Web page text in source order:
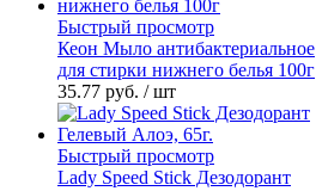
Быстрый просмотр
Кеон Мыло антибактериальное
для стирки нижнего белья 100г
35.77 руб. / шт
Быстрый просмотр
Lady Speed Stick Дезодорант